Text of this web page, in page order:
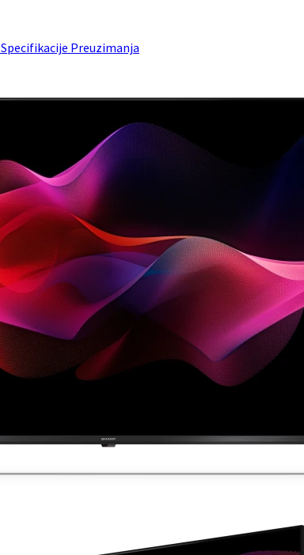
Specifikacije Preuzimanja